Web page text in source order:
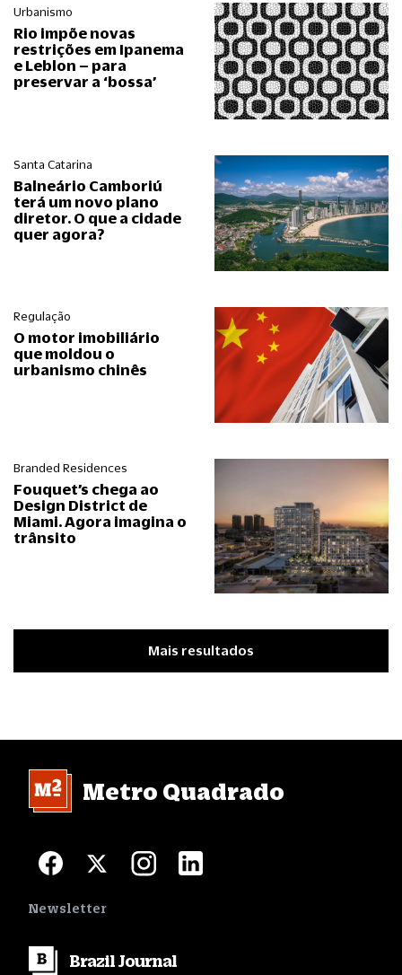
Urbanismo
Rio impõe novas
restrições em Ipanema
e Leblon – para
preservar a ‘bossa’
Santa Catarina
Balneário Camboriú
terá um novo plano
diretor. O que a cidade
quer agora?
Regulação
O motor imobiliário
que moldou o
urbanismo chinês
Branded Residences
Fouquet’s chega ao
Design District de
Miami. Agora imagina o
trânsito
Mais resultados
Metro Quadrado
Newsletter
BrazilJournal